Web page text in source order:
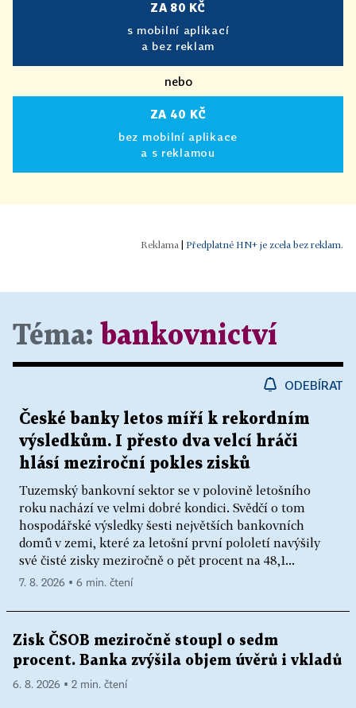
ZA 80 KČ
s mobilní aplikací
a bez reklam
nebo
ZA 40 KČ
bez mobilní aplikace
a s reklamou
Předplatné HN+ je zcela bez reklam.
Téma: bankovnictví
ODEBÍRAT
České banky letos míří k rekordním
výsledkům. I přesto dva velcí hráči
hlásí meziroční pokles zisků
Tuzemský bankovní sektor se v polovině letošního
roku nachází ve velmi dobré kondici. Svědčí o tom
hospodářské výsledky šesti největších bankovních
domů v zemi, které za letošní první pololetí navýšily
své čisté zisky meziročně o pět procent na 48,1...
7. 8. 2026 ▪ 6 min. čtení
Zisk ČSOB meziročně stoupl o sedm
procent. Banka zvýšila objem úvěrů i vkladů
6. 8. 2026 ▪ 2 min. čtení